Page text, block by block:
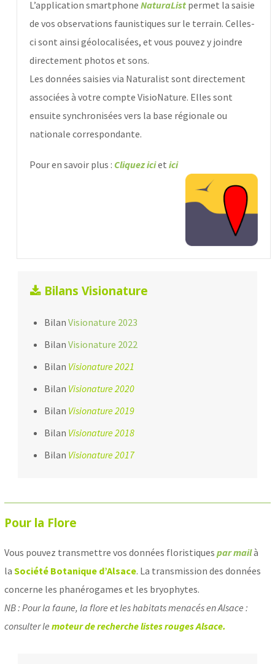
L’application smartphoneNaturaList permet la saisie
de vos observations faunistiques sur le terrain. Celles-
ci sont ainsi géolocalisées, et vous pouvez y joindre
directement photos et sons.
Les données saisies via Naturalist sont directement
associées à votre compte VisioNature. Elles sont
ensuite synchronisées vers la base régionale ou
nationale correspondante.
Pour en savoir plus : Cliquezicietici
Bilans Visionature
BilanVisionature 2023
BilanVisionature 2022
Bilan Visionature 2021
Bilan Visionature 2020
Bilan Visionature 2019
Bilan Visionature 2018
Bilan Visionature 2017
Pour la Flore
Vous pouvez transmettre vos données floristiquespar mailà
laSociété Botanique d’Alsace. La transmission des données
concerne les phanérogames et les bryophytes.
NB : Pour la faune, la flore et les habitats menacés en Alsace :
consulter lemoteur de recherche listes rouges Alsace.